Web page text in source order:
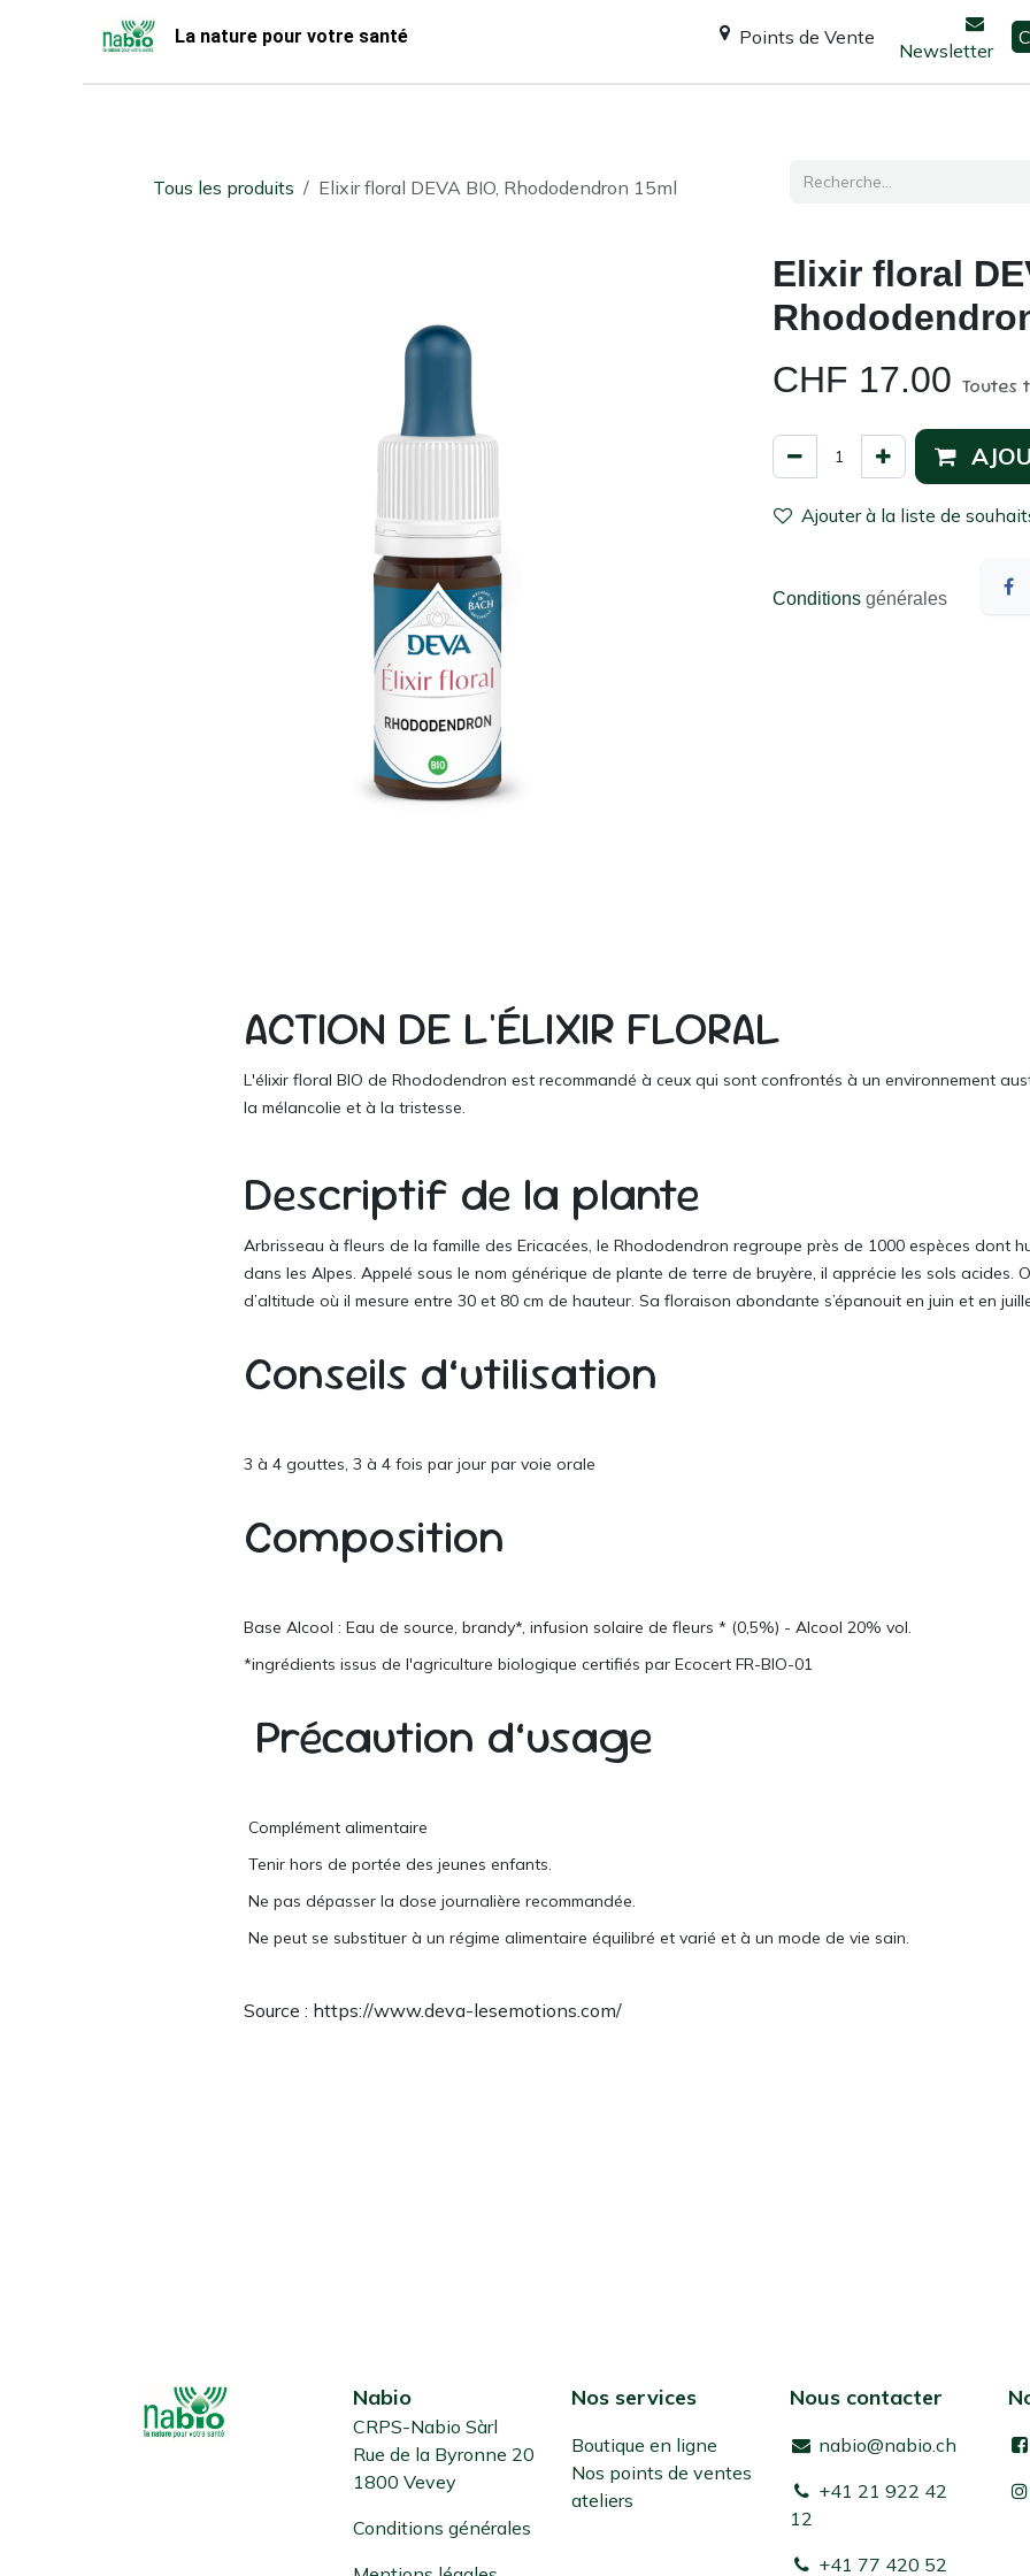
La nature pour votre santé Points de Vente
Newsletter
Tous les produits Elixir floral DEVA BIO, Rhododendron 15ml
Elixir floral
CHF 17.00 Toutes
Ajouter à la liste de
Conditions générales
ACTION DE L'ÉLIXIR FLORAL
L'élixir floral BIO de Rhododendron est recommandé à ceux qui sont confrontés à un environnement
la mélancolie et à la tristesse.
Descriptif de la plante
Arbrisseau à fleurs de la famille des Ericacées, le Rhododendron regroupe près de 1000 espèces dont
dans les Alpes. Appelé sous le nom générique de plante de terre de bruyère, il apprécie les sols acides.
d’altitude où il mesure entre 30 et 80 cm de hauteur. Sa floraison abondante s’épanouit en juin et en
Conseils d’utilisation
3 à 4 gouttes, 3 à 4 fois par jour par voie orale
Composition
Base Alcool : Eau de source, brandy*, infusion solaire de fleurs * (0,5%) - Alcool 20% vol.
*ingrédients issus de l'agriculture biologique certifiés par Ecocert FR-BIO-01
Précaution d’usage
Complément alimentaire
Tenir hors de portée des jeunes enfants.
Ne pas dépasser la dose journalière recommandée.
Ne peut se substituer à un régime alimentaire équilibré et varié et à un mode de vie sain.
Source : https://www.deva-lesemotions.com/
Nabio
CRPS-Nabio Sàrl
Rue de la Byronne 20
1800 Vevey
Conditions générales
Nos services
Boutique en ligne
Nos points de ventes
ateliers
Nous contacter
nabio@nabio.ch
+41 21 922 42
12
+41 77 420 52